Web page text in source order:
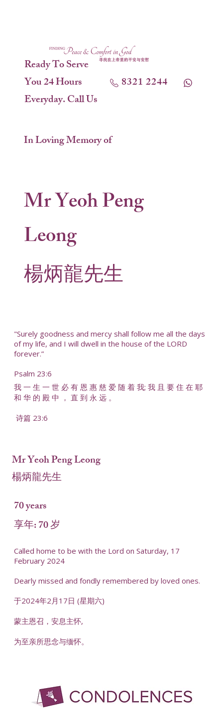
Ready To Serve
You 24 Hours
Everyday. Call Us
8321 2244
In Loving Memory of
Mr Yeoh Peng
Leong
楊炳龍先生
"Surely goodness and mercy shall follow me all the days
of my life, and I will dwell in the house of the LORD
forever.”
Psalm 23:6
我 一 生 一 世 必 有 恩 惠 慈 爱 随 着 我; 我 且 要 住 在 耶
和 华 的 殿 中 ， 直 到 永 远 。
诗篇 23:6
Mr Yeoh Peng Leong
楊炳龍先生
70 years
享年: 70 岁
Called home to be with the Lord on Saturday, 17
February 2024
Dearly missed and fondly remembered by loved ones.
于2024年2月17日 (星期六)
蒙主恩召，安息主怀,
为至亲所思念与缅怀。